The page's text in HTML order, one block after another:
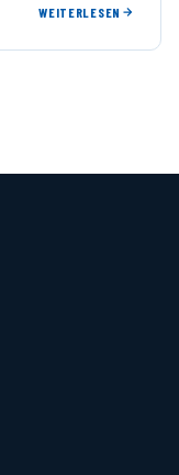
WEITERLESEN